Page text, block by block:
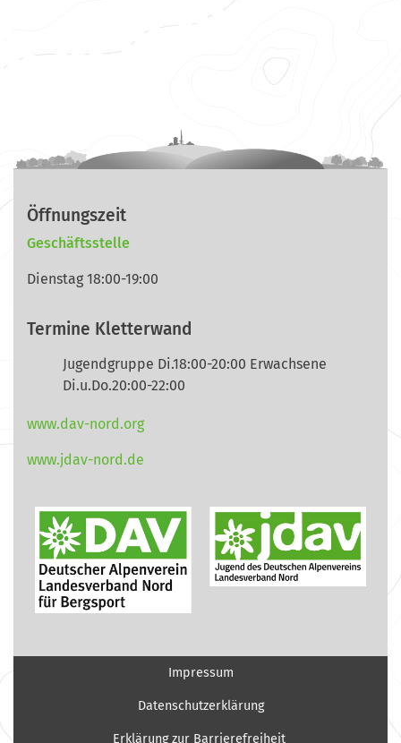
Öffnungszeit
Geschäftsstelle
Dienstag 18:00-19:00
Termine Kletterwand
Jugendgruppe Di.18:00-20:00 Erwachsene
Di.u.Do.20:00-22:00
www.dav-nord.org
www.jdav-nord.de
Impressum
Datenschutzerklärung
Erklärung zur Barrierefreiheit